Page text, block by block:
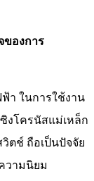
ของการ
า ในการใช้งาน
งโครนัสแม่เหล็ก
ตช์ ถือเป็นปัจจัย
วามนิยม